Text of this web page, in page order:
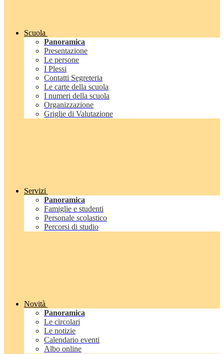
Scuola
Panoramica
Presentazione
Le persone
I Plessi
Contatti Segreteria
Le carte della scuola
I numeri della scuola
Organizzazione
Griglie di Valutazione
Servizi
Panoramica
Famiglie e studenti
Personale scolastico
Percorsi di studio
Novità
Panoramica
Le circolari
Le notizie
Calendario eventi
Albo online